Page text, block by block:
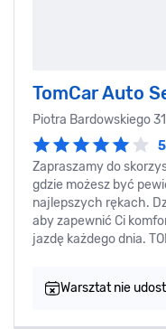
TomCar Auto
Piotra Bardowskiego
Zapraszamy do
gdzie możesz być
najlepszych rękach.
aby zapewnić Ci
jazdę każdego dnia.
Warsztat nie